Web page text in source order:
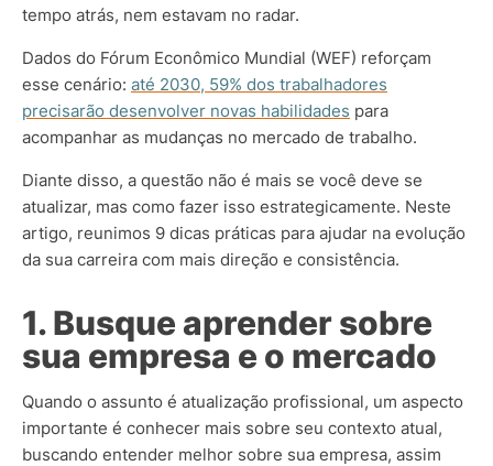
tempo atrás, nem estavam no radar.
Dados do Fórum Econômico Mundial (WEF) reforçam
esse cenário: até 2030, 59% dos trabalhadores
precisarão desenvolver novas habilidades para
acompanhar as mudanças no mercado de trabalho.
Diante disso, a questão não é mais se você deve se
atualizar, mas como fazer isso estrategicamente. Neste
artigo, reunimos 9 dicas práticas para ajudar na evolução
da sua carreira com mais direção e consistência.
1. Busque aprender sobre
sua empresa e o mercado
Quando o assunto é atualização profissional, um aspecto
importante é conhecer mais sobre seu contexto atual,
buscando entender melhor sobre sua empresa, assim